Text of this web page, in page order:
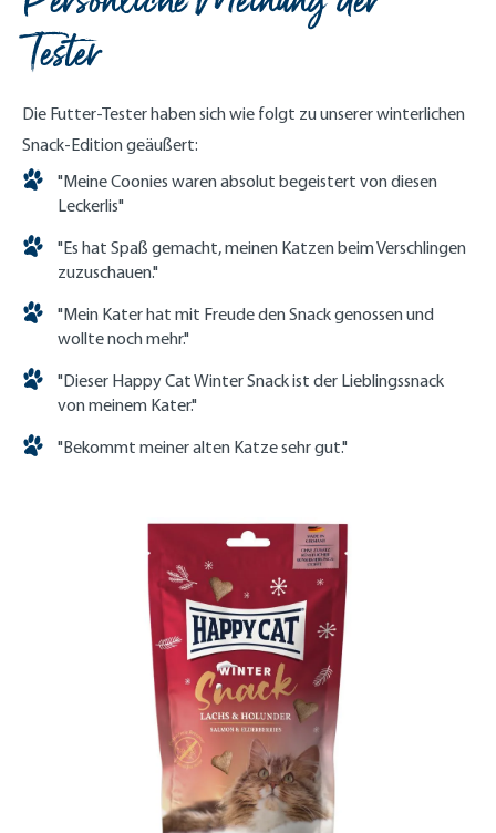
Tester
Die Futter-Tester haben sich wie folgt zu unserer winterlichen
Snack-Edition geäußert:
"Meine Coonies waren absolut begeistert von diesen
Leckerlis"
"Es hat Spaß gemacht, meinen Katzen beim Verschlingen
zuzuschauen."
"Mein Kater hat mit Freude den Snack genossen und
wollte noch mehr."
"Dieser Happy Cat Winter Snack ist der Lieblingssnack
von meinem Kater."
"Bekommt meiner alten Katze sehr gut."